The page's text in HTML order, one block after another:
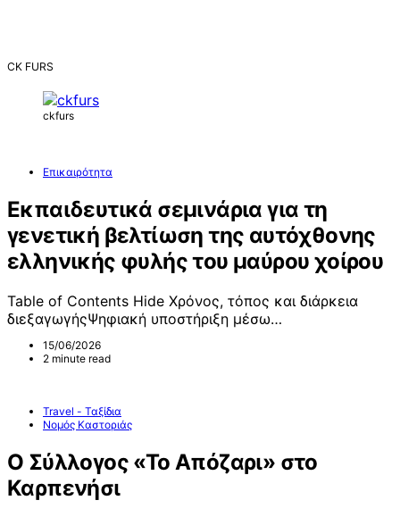
CK FURS
ckfurs
Επικαιρότητα
Εκπαιδευτικά σεμινάρια για τη
γενετική βελτίωση της αυτόχθονης
ελληνικής φυλής του μαύρου χοίρου
Table of Contents Hide Χρόνος, τόπος και διάρκεια
διεξαγωγήςΨηφιακή υποστήριξη μέσω…
15/06/2026
2 minute read
Travel - Ταξίδια
Νομός Καστοριάς
Ο Σύλλογος «Το Απόζαρι» στο
Καρπενήσι